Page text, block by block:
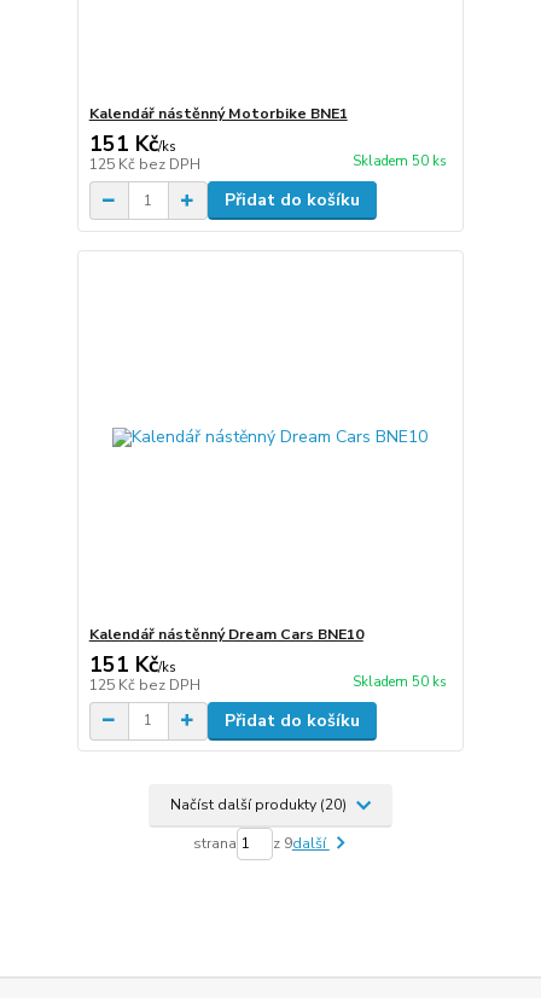
Kalendář nástěnný Motorbike BNE1
151 Kč/ks
125 Kč bez DPH Skladem 50 ks
Přidat do košíku
Kalendář nástěnný Dream Cars BNE10
151 Kč/ks
125 Kč bez DPH Skladem 50 ks
Přidat do košíku
Načíst další produkty (20)
strana z 9další